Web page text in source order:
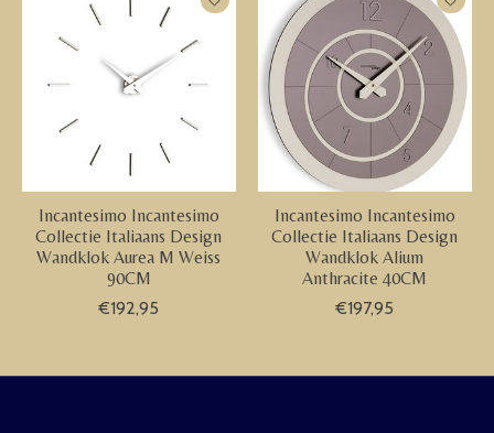
Incantesimo Incantesimo
Collectie Italiaans Design
Wandklok Aurea M Weiss
90CM
€192,95
Incantesimo Incantesimo
Collectie Italiaans Design
Wandklok Alium
Anthracite 40CM
€197,95